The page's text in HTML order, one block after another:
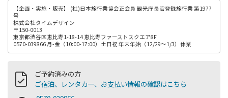
【企画・実施・販売】
(社)日本旅行業協会正会員 観光庁長官登録旅行業 第1977
号
株式会社タイムデザイン
〒150-0013
東京都渋谷区恵比寿1-18-14 恵比寿ファーストスクエア8F
0570-039866 月-金（10:00-17:00）土日祝 年末年始（12/29～1/3）休業
ご予約済みの方
ご宿泊、レンタカー、お支払い情報の確認はこちら